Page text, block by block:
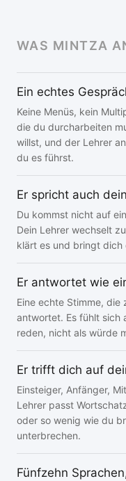
WAS MINTZA
Ein echtes
Keine Menüs, kein
die du durcharbeiten
willst, und der Lehrer
du es führst.
Er spricht auch
Du kommst nicht auf
Dein Lehrer wechselt
klärt es und bringt
Er antwortet wie
Eine echte Stimme,
antwortet. Es fühlt sich
reden, nicht als würde
Er trifft dich auf
Einsteiger, Anfänger,
Lehrer passt
oder so wenig wie du
unterbrechen.
Fünfzehn